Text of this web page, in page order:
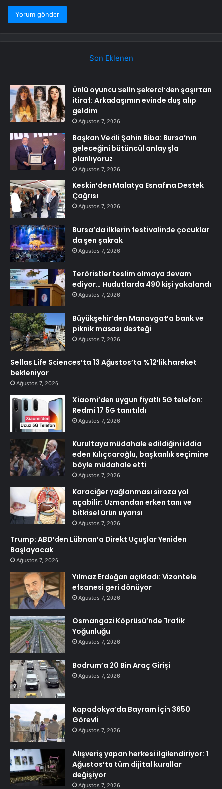
Son Eklenen
Ünlü oyuncu Selin Şekerci’den şaşırtan
itiraf: Arkadaşımın evinde duş alıp
geldim
Ağustos 7, 2026
Başkan Vekili Şahin Biba: Bursa’nın
geleceğini bütüncül anlayışla
planlıyoruz
Ağustos 7, 2026
Keskin’den Malatya Esnafına Destek
Çağrısı
Ağustos 7, 2026
Bursa’da ilklerin festivalinde çocuklar
da şen şakrak
Ağustos 7, 2026
Teröristler teslim olmaya devam
ediyor… Hudutlarda 490 kişi yakalandı
Ağustos 7, 2026
Büyükşehir’den Manavgat’a bank ve
piknik masası desteği
Ağustos 7, 2026
Sellas Life Sciences’ta 13 Ağustos’ta %12’lik hareket
bekleniyor
Ağustos 7, 2026
Xiaomi’den uygun fiyatlı 5G telefon:
Redmi 17 5G tanıtıldı
Ağustos 7, 2026
Kurultaya müdahale edildiğini iddia
eden Kılıçdaroğlu, başkanlık seçimine
böyle müdahale etti
Ağustos 7, 2026
Karaciğer yağlanması siroza yol
açabilir: Uzmandan erken tanı ve
bitkisel ürün uyarısı
Ağustos 7, 2026
Trump: ABD’den Lübnan’a Direkt Uçuşlar Yeniden
Başlayacak
Ağustos 7, 2026
Yılmaz Erdoğan açıkladı: Vizontele
efsanesi geri dönüyor
Ağustos 7, 2026
Osmangazi Köprüsü’nde Trafik
Yoğunluğu
Ağustos 7, 2026
Bodrum’a 20 Bin Araç Girişi
Ağustos 7, 2026
Kapadokya’da Bayram İçin 3650
Görevli
Ağustos 7, 2026
Alışveriş yapan herkesi ilgilendiriyor: 1
Ağustos’ta tüm dijital kurallar
değişiyor
Ağustos 7, 2026